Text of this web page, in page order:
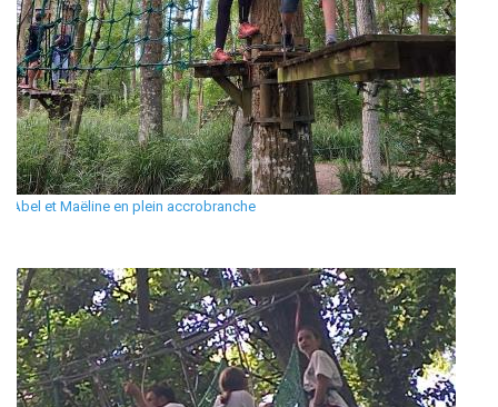
Abel et Maëline en plein accrobranche